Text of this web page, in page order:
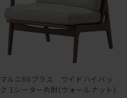
マルニ60プラス ワイドハイバッ
ク 1シーター片肘(ウォールナット)